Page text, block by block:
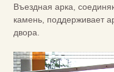
Въездная арка,
камень, поддерживает
двора.